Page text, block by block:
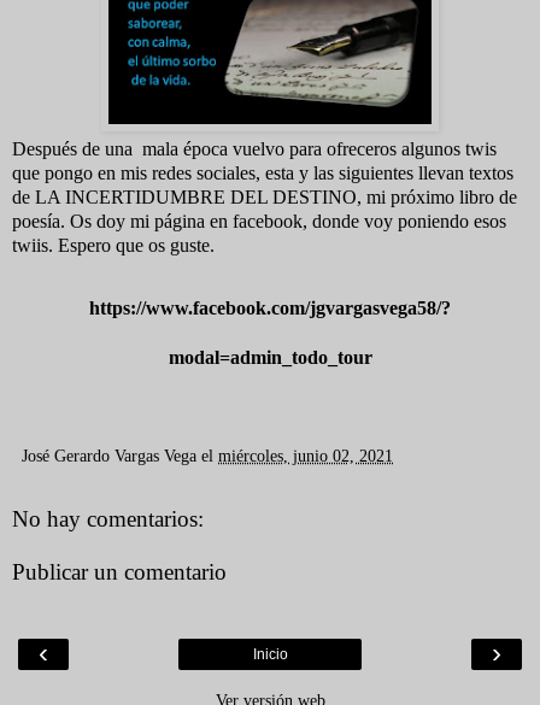
Después de una mala época vuelvo para ofreceros algunos twis
que pongo en mis redes sociales, esta y las siguientes llevan textos
de LA INCERTIDUMBRE DEL DESTINO, mi próximo libro de
poesía. Os doy mi página en facebook, donde voy poniendo esos
twiis. Espero que os guste.
https://www.facebook.com/jgvargasvega58/?
modal=admin_todo_tour
José Gerardo Vargas Vega el miércoles, junio 02, 2021
No hay comentarios:
Publicar un comentario
‹ ›
Inicio
Ver versión web